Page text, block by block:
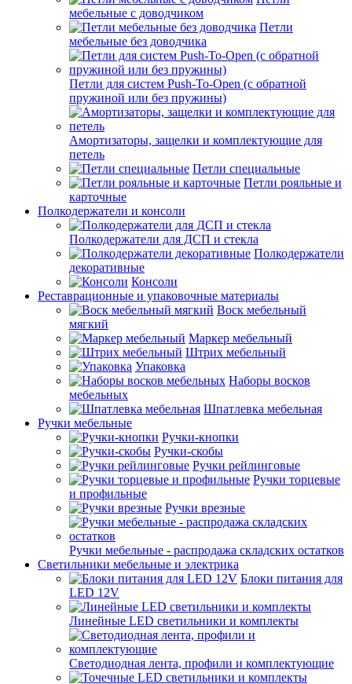
мебельные с доводчиком
Петли
мебельные без доводчика
Петли для систем Push-To-Open (с обратной
пружиной или без пружины)
Амортизаторы, защелки и комплектующие для
петель
Петли специальные
Петли рояльные и
карточные
Полкодержатели и консоли
Полкодержатели для ДСП и стекла
Полкодержатели
декоративные
Консоли
Реставрационные и упаковочные материалы
Воск мебельный
мягкий
Маркер мебельный
Штрих мебельный
Упаковка
Наборы восков
мебельных
Шпатлевка мебельная
Ручки мебельные
Ручки-кнопки
Ручки-скобы
Ручки рейлинговые
Ручки торцевые
и профильные
Ручки врезные
Ручки мебельные - распродажа складских остатков
Светильники мебельные и электрика
Блоки питания для
LED 12V
Линейные LED светильники и комплекты
Светодиодная лента, профили и комплектующие